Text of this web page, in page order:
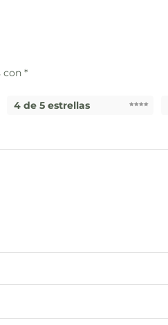
con *
4 de 5 estrellas